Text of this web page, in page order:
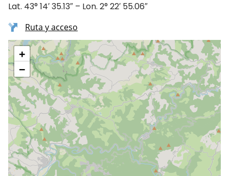
Lat. 43° 14′ 35.13″ – Lon. 2° 22′ 55.06″
Ruta y acceso
+
−